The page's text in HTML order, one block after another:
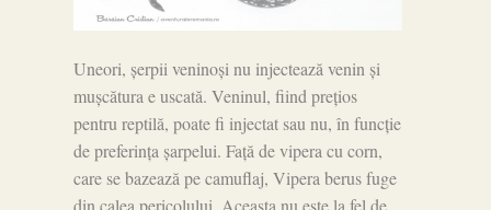
Uneori, șerpii veninoși nu injectează venin și
mușcătura e uscată. Veninul, fiind prețios
pentru reptilă, poate fi injectat sau nu, în funcție
de preferința șarpelui. Față de vipera cu corn,
care se bazează pe camuflaj, Vipera berus fuge
din calea pericolului. Aceasta nu este la fel de